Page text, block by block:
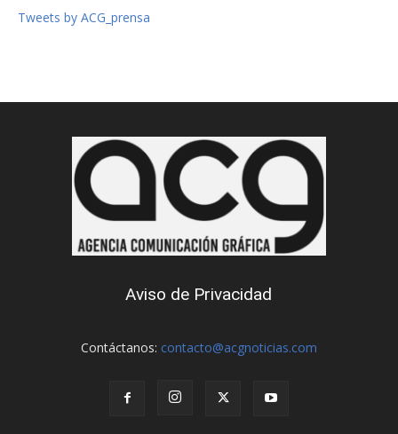
Tweets by ACG_prensa
Aviso de Privacidad
Contáctanos: contacto@acgnoticias.com